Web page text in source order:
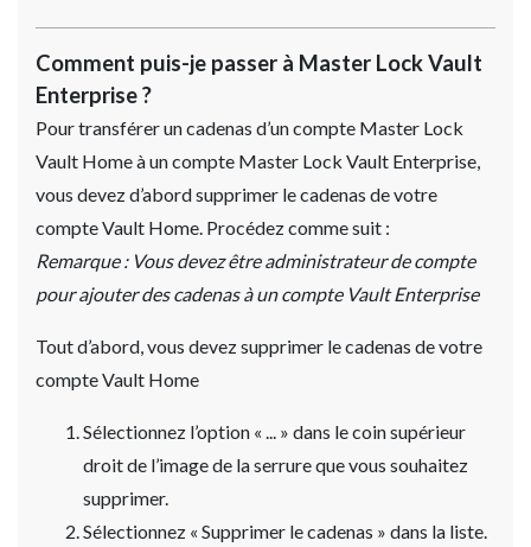
Comment puis-je passer à Master Lock Vault
Enterprise ?
Pour transférer un cadenas d’un compte Master Lock
Vault Home à un compte Master Lock Vault Enterprise,
vous devez d’abord supprimer le cadenas de votre
compte Vault Home. Procédez comme suit :
Remarque : Vous devez être administrateur de compte
pour ajouter des cadenas à un compte Vault Enterprise
Tout d’abord, vous devez supprimer le cadenas de votre
compte Vault Home
Sélectionnez l’option « ... » dans le coin supérieur
droit de l’image de la serrure que vous souhaitez
supprimer.
Sélectionnez « Supprimer le cadenas » dans la liste.